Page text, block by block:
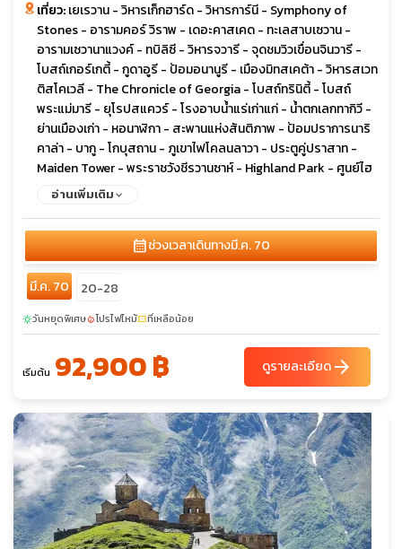
เที่ยว:เยเรวาน - วิหารเก็กฮาร์ด - วิหารการ์นี - Symphony of
Stones - อารามคอร์ วิราพ - เดอะคาสเคด - ทะเลสาบเซวาน -
อารามเซวานาแวงค์ - ทบิลิซี - วิหารจวารี - จุดชมวิวเขื่อนจินวารี -
โบสถ์เกอร์เกตี้ - กูดาอูรี - ป้อมอนานูรี - เมืองมิทสเคต้า - วิหารสเวท
ติสโคเวลี - The Chronicle of Georgia - โบสถ์ทรินิตี้ - โบสถ์
พระแม่มารี - ยุโรปสแควร์ - โรงอาบน้ำแร่เก่าแก่ - น้ำตกเลกทากิวี -
ย่านเมืองเก่า - หอนาฬิกา - สะพานแห่งสันติภาพ - ป้อมปราการนาริ
คาล่า - บากู - โกบุสถาน - ภูเขาไฟโคลนลาวา - ประตูคู่ปราสาท -
Maiden Tower - พระราชวังชีรวานซาห์ - Highland Park - ศูนย์ไฮ
ดาร์ อาลิเยฟ - ยานาร์แด็ก - วิหารแห่งไฟ
อ่านเพิ่มเติม
calendar_monthช่วงเวลาเดินทางมี.ค. 70
มี.ค. 70 20-28
sunnyวันหยุดพิเศษlocal_fire_departmentโปรไฟไหม้confirmation_numberที่เหลือน้อย
เริ่มต้น 92,900 ฿ ดูรายละเอียดarrow_forward